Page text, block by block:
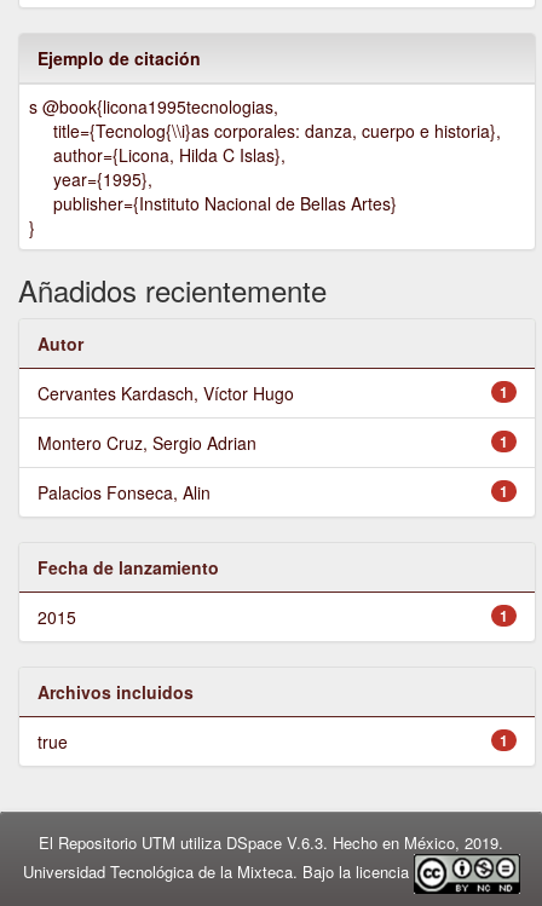
Ejemplo de citación
s @book{licona1995tecnologias,
title={Tecnolog{\\i}as corporales: danza, cuerpo e historia},
author={Licona, Hilda C Islas},
year={1995},
publisher={Instituto Nacional de Bellas Artes}
}
Añadidos recientemente
Autor
1
Cervantes Kardasch, Víctor Hugo
1
Montero Cruz, Sergio Adrian
1
Palacios Fonseca, Alin
Fecha de lanzamiento
1
2015
Archivos incluidos
1
true
El Repositorio UTM utiliza DSpace V.6.3. Hecho en México, 2019.
Universidad Tecnológica de la Mixteca. Bajo la licencia